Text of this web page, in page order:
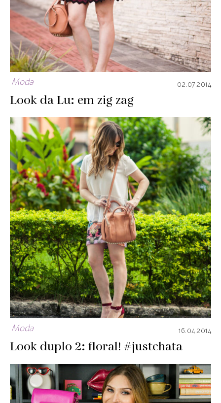
Moda 02.07.2014
Look da Lu: em zig zag
Moda 16.04.2014
Look duplo 2: floral! #justchata